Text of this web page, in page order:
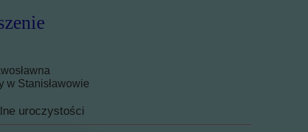
w Stanisławowie
uroczystości